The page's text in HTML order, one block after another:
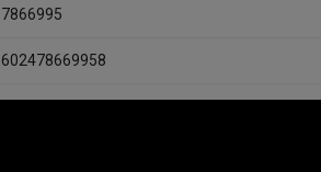
7866995
602478669958